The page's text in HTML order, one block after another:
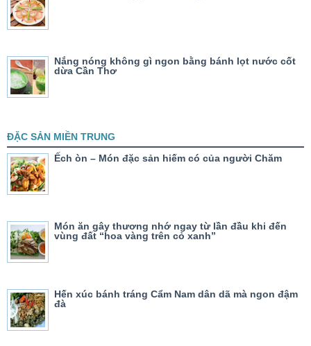
Nắng nóng không gì ngon bằng bánh lọt nước cốt
dừa Cần Thơ
ĐẶC SẢN MIỀN TRUNG
Ếch òn – Món đặc sản hiếm có của người Chăm
Món ăn gây thương nhớ ngay từ lần đầu khi đến
vùng đất “hoa vàng trên cỏ xanh”
Hến xúc bánh tráng Cẩm Nam dân dã mà ngon đậm
đà